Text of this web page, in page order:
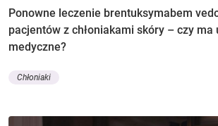
Ponowne leczenie brentuksymabem
pacjentów z chłoniakami skóry – czy ma
medyczne?
Chłoniaki